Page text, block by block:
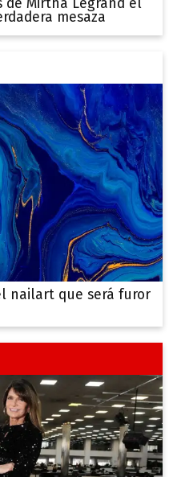
de Mirtha Legrand el
mesaza
nailart que será furor